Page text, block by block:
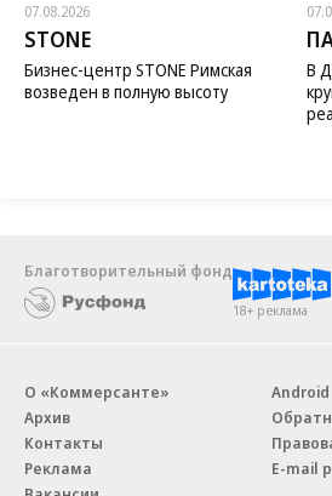
07.08.2026
STONE
Бизнес-центр STONE Римская
возведен в полную высоту
В
Благотворительный фонд
18+ реклама
О «Коммерсанте»
Архив
Контакты
Реклама
Android
E-mail